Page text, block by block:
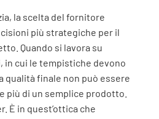
la scelta del fornitore
più strategiche per il
Quando si lavora su
in cui le tempistiche devono
qualità finale non può essere
più di un semplice prodotto.
È in quest’ottica che